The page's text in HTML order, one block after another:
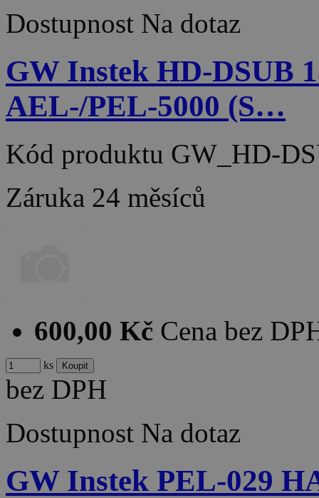
Dostupnost Na dotaz
GW Instek HD-DSUB
AEL-/PEL-5000 (S…
Kód produktu GW_HD-
Záruka 24 měsíců
600,00 Kč Cena bez
ks
bez DPH
Dostupnost Na dotaz
GW Instek PEL-029